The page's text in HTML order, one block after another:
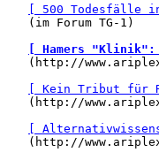
[ 500 Todesfälle
   (im Forum TG-1)
[ Hamers "Klinik":
(http://
[ Kein Tribut für
(http://
[
(http://